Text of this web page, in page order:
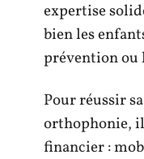
expertise
bien les
prévention ou
Pour réussir
orthophonie,
financier :